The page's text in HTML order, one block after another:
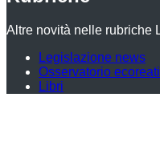
Altre novità nelle rubriche
Legislazione news
Osservatorio ecoreati
Libri